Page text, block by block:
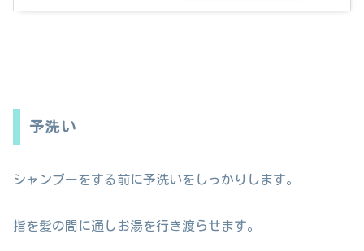
予洗い
シャンプーをする前に予洗いをしっかりします。
指を髪の間に通しお湯を行き渡らせます。